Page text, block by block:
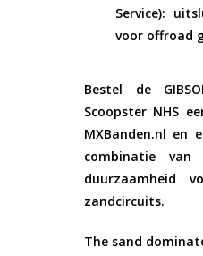
Service):
voor offroad
Bestel de
Scoopster NHS
MXBanden.nl en
combinatie
duurzaamheid
zandcircuits.
The sand